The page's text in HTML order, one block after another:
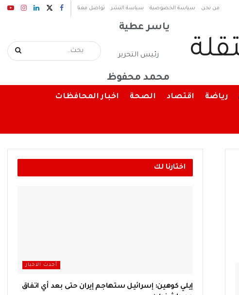
من نحن سياسة الخصوصية سياسة النشر تواصل معنا رئيس مجلس الإدارة
ياسر عطية
رئيس التحرير
محمد محفوظ
رياضة اقتصاد الصحة اخبار المحافظات
اختارنا لك
أحدث الاخبار
إيلي كوهين: إسرائيل ستهاجم إيران حتى بعد أي اتفاق